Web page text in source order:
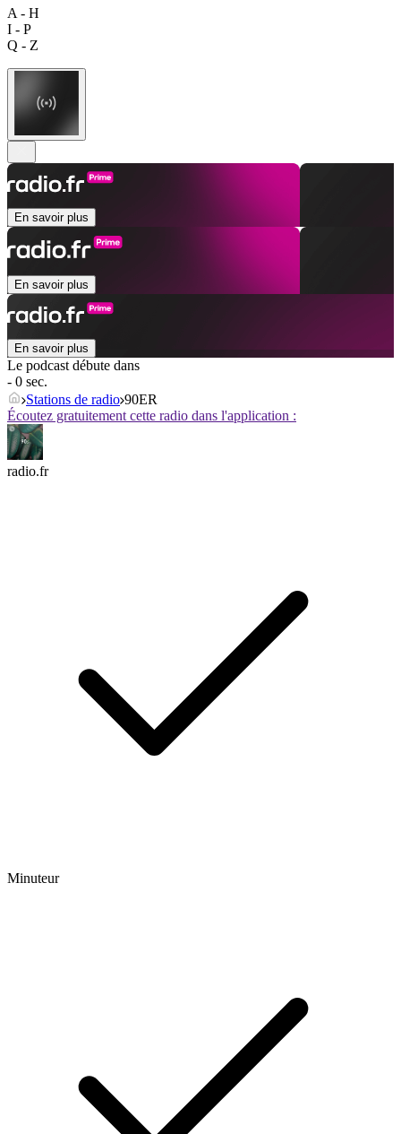
A - H
I - P
Q - Z
En savoir plus
En savoir plus
En savoir plus
Le podcast débute dans
- 0 sec.
Stations de radio 90ER
Écoutez gratuitement cette radio dans l'application :
radio.fr
Minuteur